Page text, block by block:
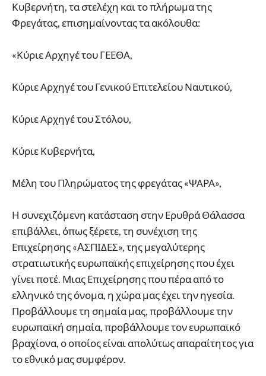
Κυβερνήτη, τα στελέχη και το πλήρωμα της
Φρεγάτας, επισημαίνοντας τα ακόλουθα:
«Κύριε Αρχηγέ του ΓΕΕΘΑ,
Κύριε Αρχηγέ του Γενικού Επιτελείου Ναυτικού,
Κύριε Αρχηγέ του Στόλου,
Κύριε Κυβερνήτα,
Μέλη του Πληρώματος της φρεγάτας «ΨΑΡΑ»,
Η συνεχιζόμενη κατάσταση στην Ερυθρά Θάλασσα
επιβάλλει, όπως ξέρετε, τη συνέχιση της
Επιχείρησης «AΣΠΙΔΕΣ», της μεγαλύτερης
στρατιωτικής ευρωπαϊκής επιχείρησης που έχει
γίνει ποτέ. Μιας Επιχείρησης που πέρα από το
ελληνικό της όνομα, η χώρα μας έχει την ηγεσία.
Προβάλλουμε τη σημαία μας, προβάλλουμε την
ευρωπαϊκή σημαία, προβάλλουμε τον ευρωπαϊκό
βραχίονα, ο οποίος είναι απολύτως απαραίτητος για
το εθνικό μας συμφέρον.